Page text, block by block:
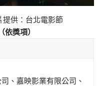
供：台北電影節
獎項）
、嘉映影業有限公司、